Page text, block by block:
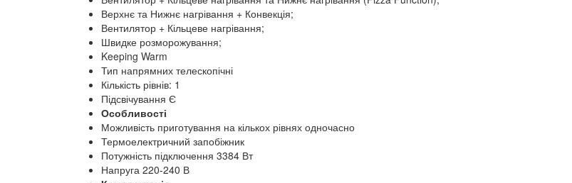
Верхнє та Нижнє нагрівання + Конвекція;
Вентилятор + Кільцеве нагрівання;
Швидке розморожування;
Keeping Warm
Тип напрямних телескопічні
Кількість рівнів: 1
Підсвічування Є
Особливості
Можливість приготування на кількох рівнях одночасно
Термоелектричний запобіжник
Потужність підключення 3384 Вт
Напруга 220-240 В